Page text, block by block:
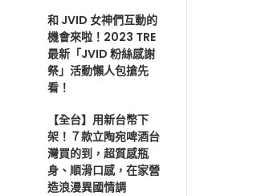
和 JVID 女神們互動的
機會來啦！2023 TRE
最新「JVID 粉絲感謝
祭」活動懶人包搶先
看！
【全台】用新台幣下
架！７款立陶宛啤酒台
灣買的到，超質感瓶
身、順滑口感，在家營
造浪漫異國情調